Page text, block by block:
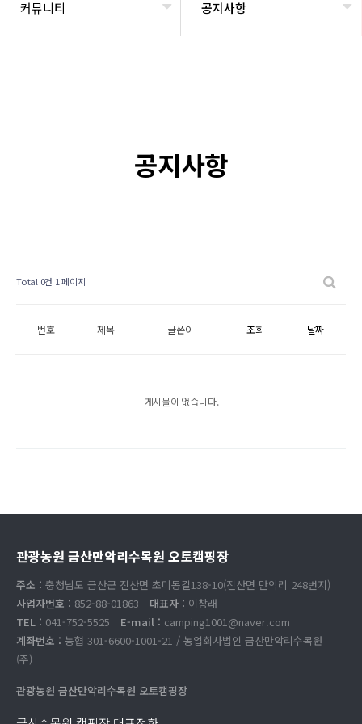
커뮤니티 공지사항
공지사항
Total 0건 1 페이지
번호 제목 글쓴이 조회 날짜
게시물이 없습니다.
관광농원 금산만악리수목원 오토캠핑장
주소 : 충청남도 금산군 진산면 초미동길138-10(진산면 만악리 248번지)
사업자번호 : 852-88-01863 대표자 : 이창래
TEL : 041-752-5525 E-mail : camping1001@naver.com
계좌번호 : 농협 301-6600-1001-21 / 농업회사법인 금산만악리수목원
(주)
관광농원 금산만악리수목원 오토캠핑장